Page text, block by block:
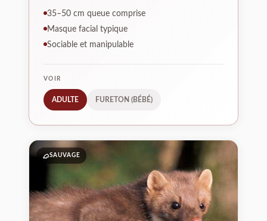
35–50 cm queue comprise
Masque facial typique
Sociable et manipulable
VOIR
ADULTE FURETON (BÉBÉ)
02
SAUVAGE